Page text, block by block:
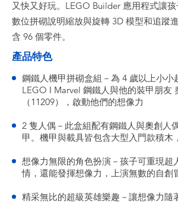
又快又好玩。LEGO Builder 應用程式讓
數位拼砌說明縮放與旋轉 3D 模型和追蹤
含 96 個零件。
產品特色
鋼鐵人機甲拼砌盒組－為 4 歲以上小小
LEGO ǀ Marvel 鋼鐵人與他的裝甲朋友
（11209），啟動他們的想像力
2 隻人偶－此盒組配有鋼鐵人與奧創人
甲。機甲與載具皆包含大型入門款積木
想像力無限的角色扮演－孩子可重現超
情，還能發揮想像力，上演無數的自創
精采無比的超級英雄樂趣－讓想像力隨